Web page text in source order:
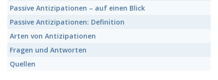
Passive Antizipationen – auf einen Blick
Passive Antizipationen: Definition
Arten von Antizipationen
Fragen und Antworten
Quellen